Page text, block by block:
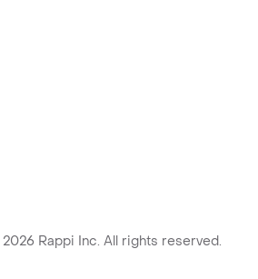
2026 Rappi Inc. All rights reserved.